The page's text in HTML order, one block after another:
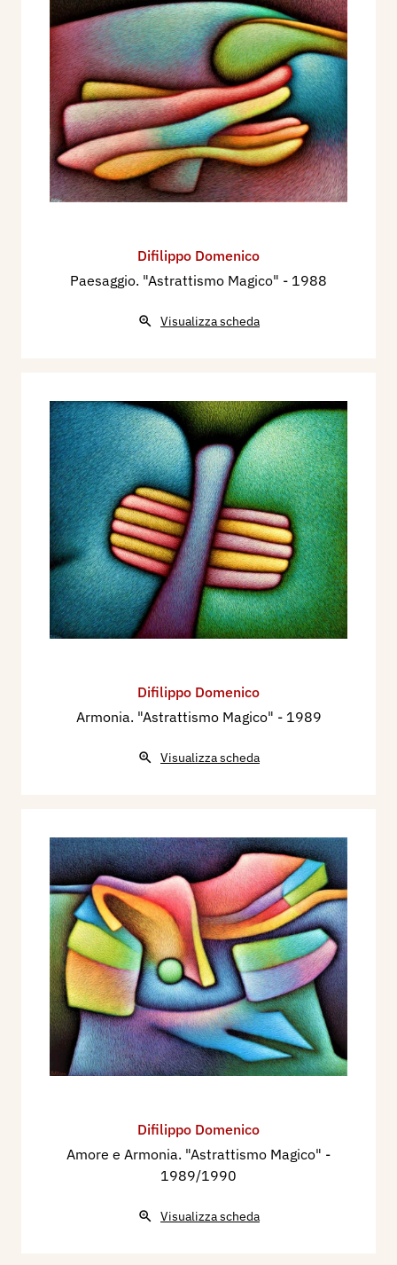
Difilippo Domenico
Paesaggio. "Astrattismo Magico" - 1988
Visualizza scheda
Difilippo Domenico
Armonia. "Astrattismo Magico" - 1989
Visualizza scheda
Difilippo Domenico
Amore e Armonia. "Astrattismo Magico" -
1989/1990
Visualizza scheda